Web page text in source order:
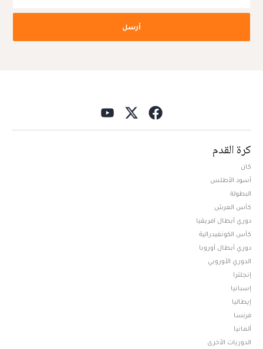
أرسل
كرة القدم
كان
أسود الأطلس
البطولة
كأس العرش
دوري أبطال افريقيا
كأس الكونفيدرالية
دوري أبطال أوروبا
الدوري الأوروبي
إنجلترا
إسبانيا
إيطاليا
فرنسا
ألمانيا
الدوريات الأخرى